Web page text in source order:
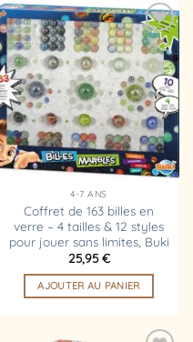
Ajouter
à la
liste
d’envies
4-7 ANS
Coffret de 163 billes en
verre – 4 tailles & 12 styles
pour jouer sans limites, Buki
25,95€
AJOUTER AU PANIER